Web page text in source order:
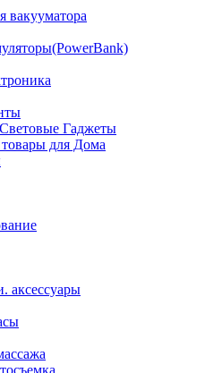
вакууматора
Гаджеты
для Дома
аксессуары